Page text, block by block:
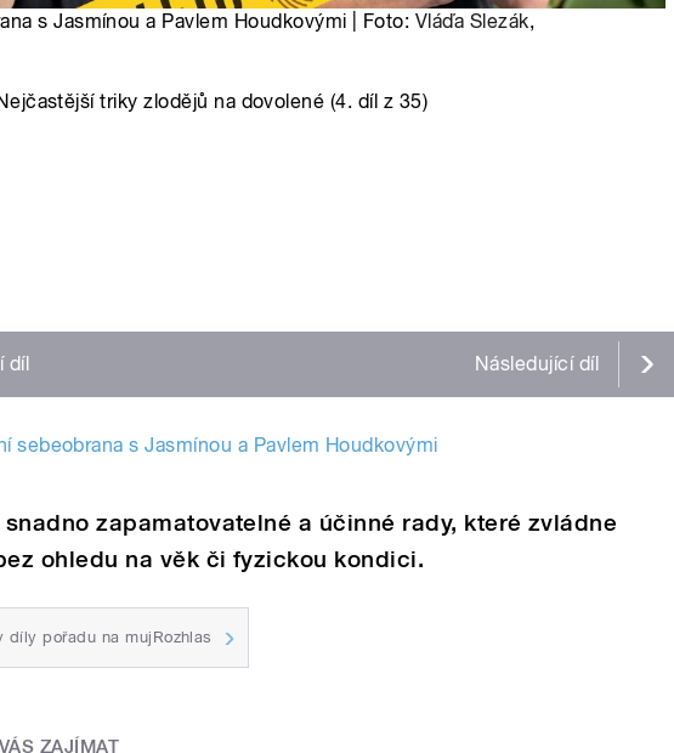
s Jasmínou a Pavlem Houdkovými | Foto: Vláďa Slezák,
triky zlodějů na dovolené (4. díl z 35)
díl Následující díl
sebeobrana s Jasmínou a Pavlem Houdkovými
snadno zapamatovatelné a účinné rady, které zvládne
ohledu na věk či fyzickou kondici.
díly pořadu na mujRozhlas
ZAJÍMAT